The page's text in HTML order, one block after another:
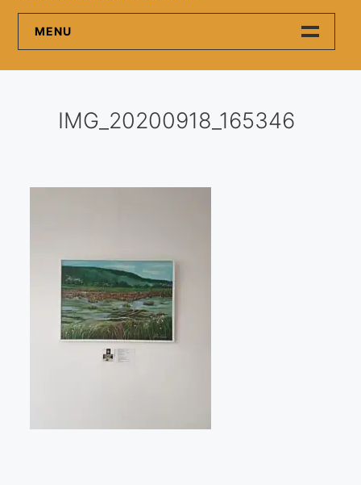
MENU
Artistas
Visitas a los ateliers o talleres de artistas
Qué dicen de nosotros?
Aviso legal
Política de cookies
IMG_20200918_165346